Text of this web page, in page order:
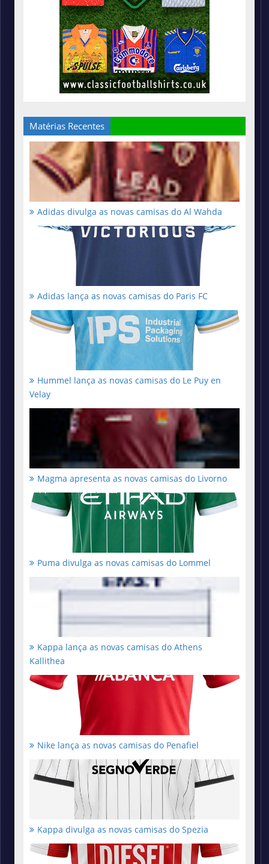
Matérias Recentes
Adidas divulga as novas camisas do Al Wahda
Adidas lança as novas camisas do Paris FC
Hummel lança as novas camisas do Le Puy en
Velay
Magma apresenta as novas camisas do Livorno
Puma divulga as novas camisas do Lommel
Kappa lança as novas camisas do Athens
Kallithea
Nike lança as novas camisas do Penafiel
Kappa divulga as novas camisas do Spezia